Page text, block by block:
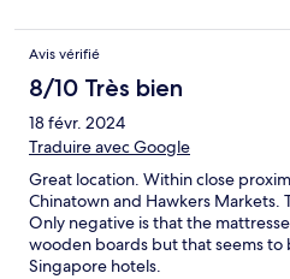
Avis vérifié
8/10 Très bien
18 févr. 2024
Traduire avec Google
Great location. Within close
Chinatown and Hawkers Markets.
Only negative is that the
wooden boards but that seems to
Singapore hotels.